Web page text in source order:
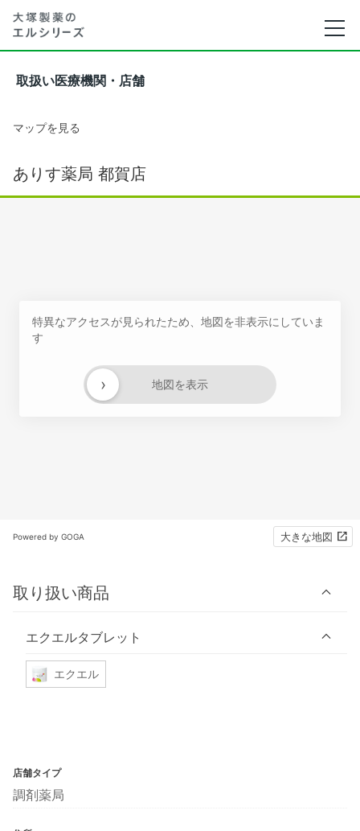
取扱い医療機関・店舗
マップを見る
ありす薬局 都賀店
特異なアクセスが見られたため、地図を非表示にしていま
す
地図を表示
›
Powered by GOGA 大きな地図
取り扱い商品
エクエルタブレット
エクエル
店舗タイプ
調剤薬局